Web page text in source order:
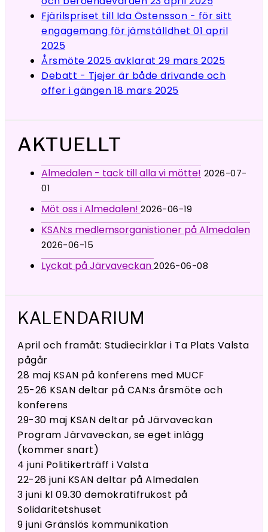
Fjärilspriset till Ida Östensson - för sitt
engagemang för jämställdhet 01 april
2025
Årsmöte 2025 avklarat 29 mars 2025
Debatt - Tjejer är både drivande och
offer i gängen 18 mars 2025
AKTUELLT
Almedalen - tack till alla vi mötte! 2026-07-
01
Möt oss i Almedalen! 2026-06-19
KSAN:s medlemsorganistioner på Almedalen
2026-06-15
Lyckat på Järvaveckan 2026-06-08
KALENDARIUM
April och framåt: Studiecirklar i Ta Plats Valsta
pågår
28 maj KSAN på konferens med MUCF
25-26 KSAN deltar på CAN:s årsmöte och
konferens
29-30 maj KSAN deltar på Järvaveckan
Program Järvaveckan, se eget inlägg
(kommer snart)
4 juni Politikerträff i Valsta
22-26 juni KSAN deltar på Almedalen
3 juni kl 09.30 demokratifrukost på
Solidaritetshuset
9 juni Gränslös kommunikation